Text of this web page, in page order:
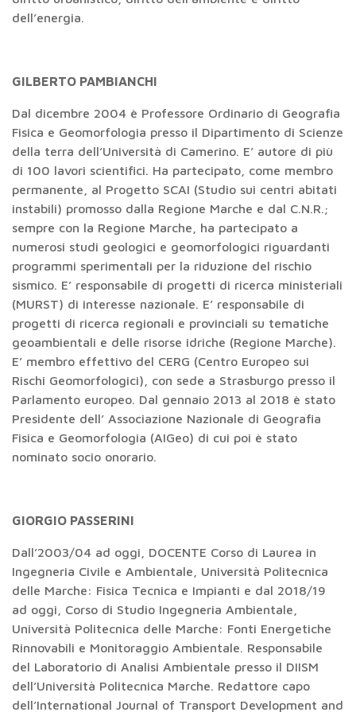
dell’energia.
GILBERTO PAMBIANCHI
Dal dicembre 2004 è Professore Ordinario di Geografia
Fisica e Geomorfologia presso il Dipartimento di Scienze
della terra dell’Università di Camerino. E’ autore di più
di 100 lavori scientifici. Ha partecipato, come membro
permanente, al Progetto SCAI (Studio sui centri abitati
instabili) promosso dalla Regione Marche e dal C.N.R.;
sempre con la Regione Marche, ha partecipato a
numerosi studi geologici e geomorfologici riguardanti
programmi sperimentali per la riduzione del rischio
sismico. E’ responsabile di progetti di ricerca ministeriali
(MURST) di interesse nazionale. E’ responsabile di
progetti di ricerca regionali e provinciali su tematiche
geoambientali e delle risorse idriche (Regione Marche).
E’ membro effettivo del CERG (Centro Europeo sui
Rischi Geomorfologici), con sede a Strasburgo presso il
Parlamento europeo. Dal gennaio 2013 al 2018 è stato
Presidente dell’ Associazione Nazionale di Geografia
Fisica e Geomorfologia (AIGeo) di cui poi è stato
nominato socio onorario.
GIORGIO PASSERINI
Dall’2003/04 ad oggi, DOCENTE Corso di Laurea in
Ingegneria Civile e Ambientale, Università Politecnica
delle Marche: Fisica Tecnica e Impianti e dal 2018/19
ad oggi, Corso di Studio Ingegneria Ambientale,
Università Politecnica delle Marche: Fonti Energetiche
Rinnovabili e Monitoraggio Ambientale. Responsabile
del Laboratorio di Analisi Ambientale presso il DIISM
dell’Università Politecnica Marche. Redattore capo
dell’International Journal of Transport Development and